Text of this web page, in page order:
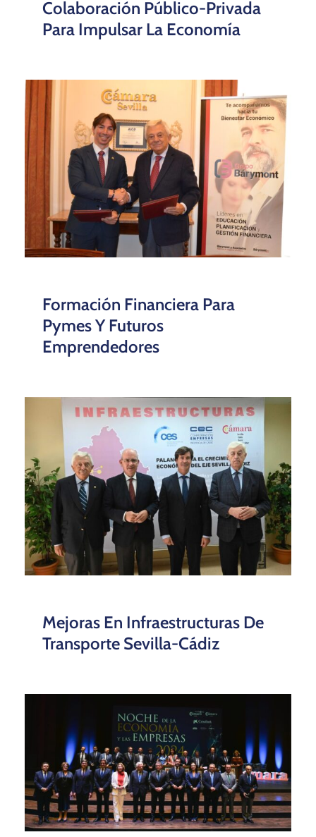
Colaboración Público-Privada
Para Impulsar La Economía
Formación Financiera Para
Pymes Y Futuros
Emprendedores
Mejoras En Infraestructuras De
Transporte Sevilla-Cádiz